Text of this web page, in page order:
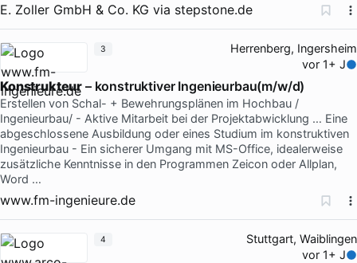
E. Zoller GmbH & Co. KG via stepstone.de
Herrenberg, Ingersheim
vor 1+ J
Konstrukteur – konstruktiver Ingenieurbau(m/w/d)
Erstellen von Schal- + Bewehrungsplänen im Hochbau /
Ingenieurbau/ - Aktive Mitarbeit bei der Projektabwicklung … Eine
abgeschlossene Ausbildung oder eines Studium im konstruktiven
Ingenieurbau - Ein sicherer Umgang mit MS-Office, idealerweise
zusätzliche Kenntnisse in den Programmen Zeicon oder Allplan,
Word …
www.fm-ingenieure.de
3
Stuttgart, Waiblingen
vor 1+ J
4